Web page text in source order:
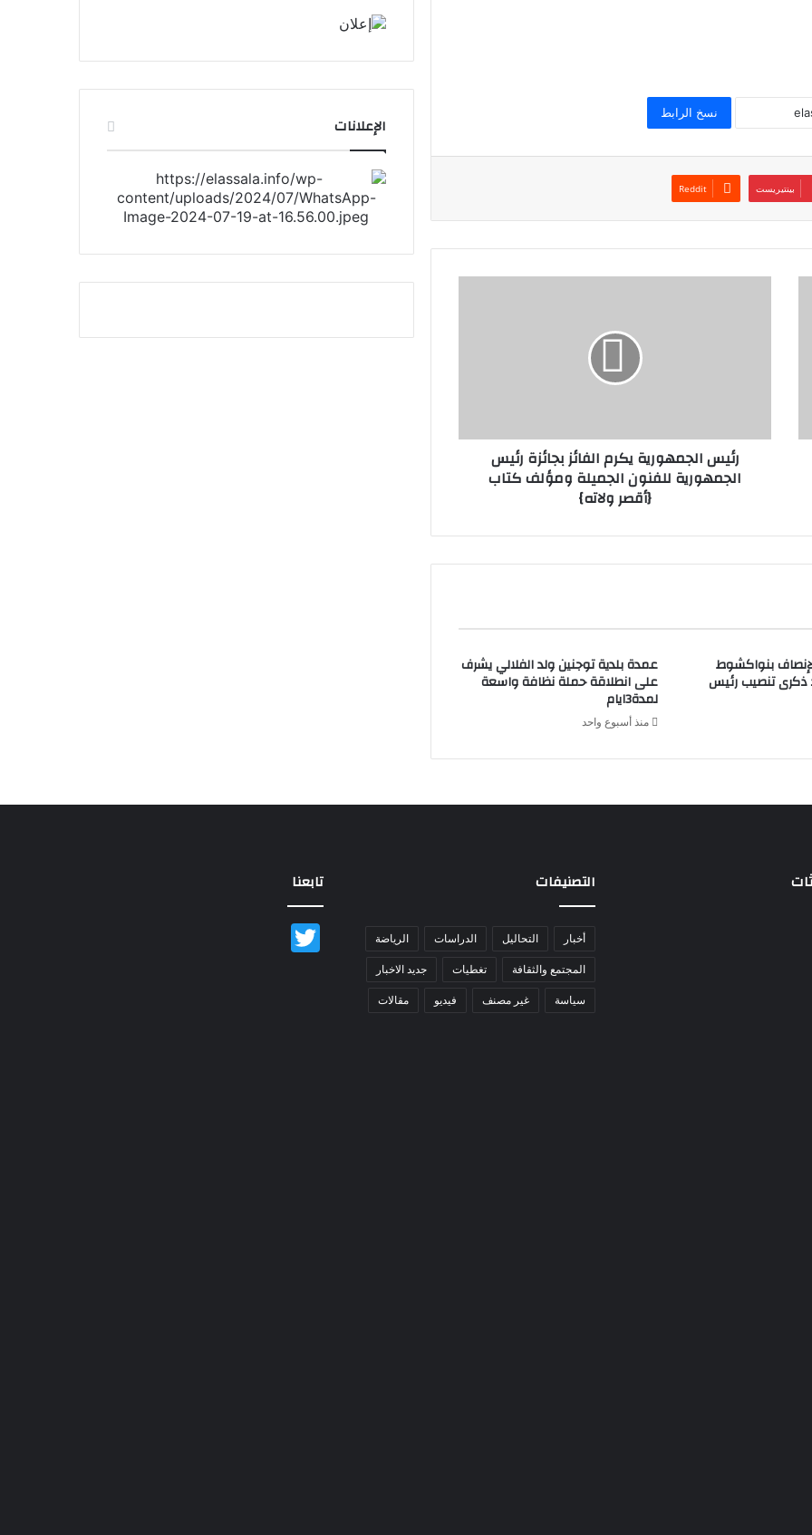
نسخ الرابط
بينتيريست
رئيس الجمهورية يكرم الفائز بجائزة رئيس
الجمهورية للفنون الجميلة ومؤلف كتاب
{أقصر ولاته}
بنواكشوط
ذكرى تنصيب رئيس
عمدة بلدية توجنين ولد الفلالي يشرف
على انطلاقة حملة نظافة واسعة
لمدة3ايام
منذ أسبوع واحد
الإعلانات
التصنيفات
أخبار التحاليل الدراسات الرياضة
المجتمع والثقافة تغطيات جديد الاخبار
سياسة غير مصنف فيديو مقالات
تابعنا